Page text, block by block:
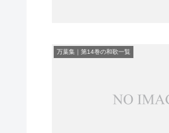
万葉集｜第14巻の和歌一覧